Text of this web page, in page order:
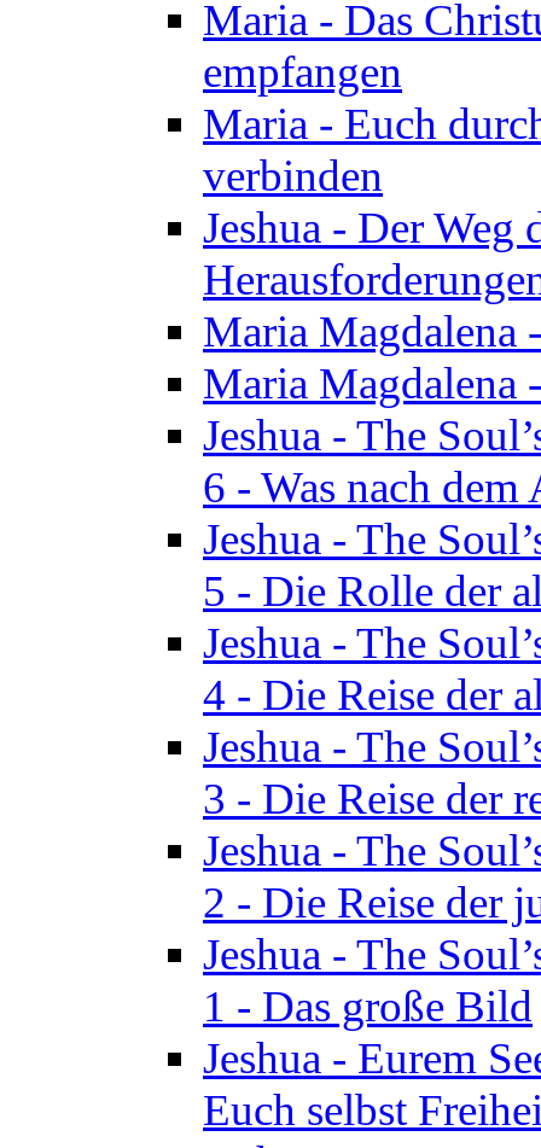
Maria - Das
empfangen
Maria - Euch
verbinden
Jeshua - Der Weg
Maria Magdalena
Maria Magdalena
Jeshua - The
6 - Was nach
Jeshua - The
5 - Die Rolle der
Jeshua - The
4 - Die Reise der
Jeshua - The
3 - Die Reise der
Jeshua - The
2 - Die Reise der
Jeshua - The
1 - Das große Bild
Jeshua - Eurem
Euch selbst